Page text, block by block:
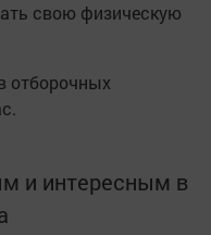
свою физическую
отборочных
и интересным в